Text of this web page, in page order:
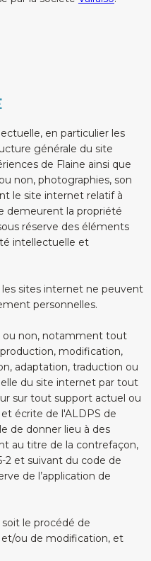
en particulier les
générale du site
de Flaine ainsi que
non, photographies, son
le site internet relatif à
demeurent la propriété
réserve des éléments
intellectuelle et
sites internet ne peuvent
personnelles.
ou non, notamment tout
modification,
adaptation, traduction ou
du site internet par tout
sur tout support actuel ou
écrite de l'ALDPS de
de donner lieu à des
au titre de la contrefaçon,
2 et suivant du code de
de l’application de
le procédé de
ou de modification, et